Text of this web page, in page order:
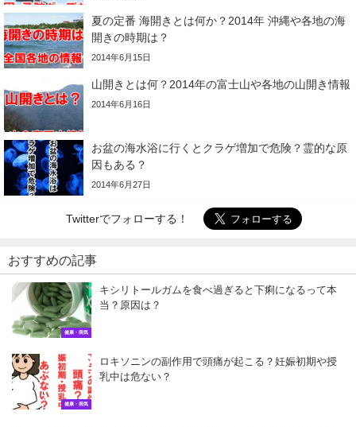
夏の定番 海開きとは何か？2014年 沖縄や各地の海
開きの時期は？
2014年6月15日
山開きとは何？2014年の富士山や各地の山開き情報
2014年6月16日
お盆の海水浴に行くとクラゲ増加で危険？霊的な原
因もある？
2014年6月27日
Twitterでフォローする！
おすすめの記事
健康・病気
キシリトールガムを食べ過ぎると下痢になるって本
当？原因は？
健康・病気
ロキソニンの副作用で頭痛が起こる？妊娠初期や授
乳中は危ない？